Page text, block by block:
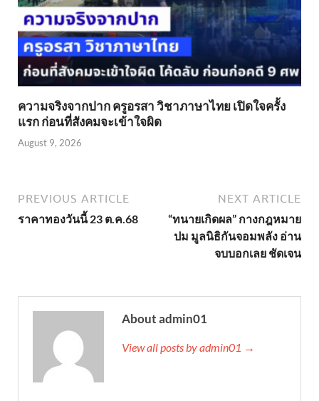
ความจริงจากปาก ครูอรสา วิชาภาษาไทย เปิดใจครั้ง
แรก ก่อนที่สังคมจะเข้าใจผิด
August 9, 2026
PREVIOUS ARTICLE
ราคาทองวันนี้ 23 ต.ค.68
NEXT ARTICLE
“ทนายเกิดผล” กางกฎหมาย
ปม มูลนิธิกันจอมพลัง อ่าน
จบบอกเลย ชัดเจน
About admin01
View all posts by admin01 →